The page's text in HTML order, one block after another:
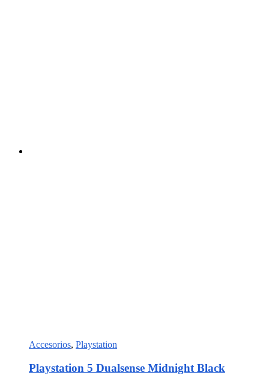
Accesorios, Playstation
Playstation 5 Dualsense Midnight Black